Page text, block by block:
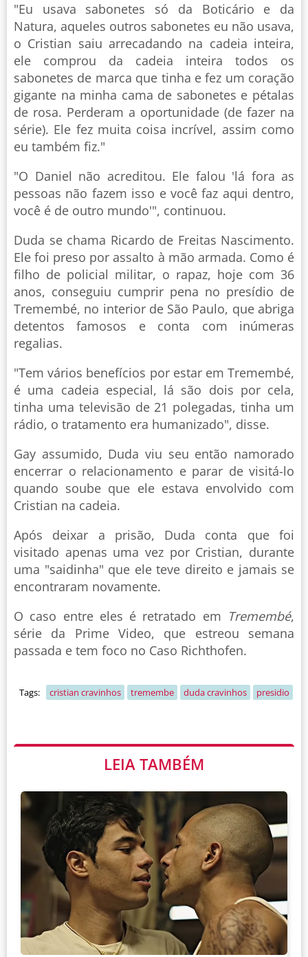
"Eu usava sabonetes só da Boticário e da
Natura, aqueles outros sabonetes eu não usava,
o Cristian saiu arrecadando na cadeia inteira,
ele comprou da cadeia inteira todos os
sabonetes de marca que tinha e fez um coração
gigante na minha cama de sabonetes e pétalas
de rosa. Perderam a oportunidade (de fazer na
série). Ele fez muita coisa incrível, assim como
eu também fiz."
"O Daniel não acreditou. Ele falou 'lá fora as
pessoas não fazem isso e você faz aqui dentro,
você é de outro mundo'", continuou.
Duda se chama Ricardo de Freitas Nascimento.
Ele foi preso por assalto à mão armada. Como é
filho de policial militar, o rapaz, hoje com 36
anos, conseguiu cumprir pena no presídio de
Tremembé, no interior de São Paulo, que abriga
detentos famosos e conta com inúmeras
regalias.
"Tem vários benefícios por estar em Tremembé,
é uma cadeia especial, lá são dois por cela,
tinha uma televisão de 21 polegadas, tinha um
rádio, o tratamento era humanizado", disse.
Gay assumido, Duda viu seu então namorado
encerrar o relacionamento e parar de visitá-lo
quando soube que ele estava envolvido com
Cristian na cadeia.
Após deixar a prisão, Duda conta que foi
visitado apenas uma vez por Cristian, durante
uma "saidinha" que ele teve direito e jamais se
encontraram novamente.
O caso entre eles é retratado em Tremembé,
série da Prime Video, que estreou semana
passada e tem foco no Caso Richthofen.
Tags: cristian cravinhos tremembe duda cravinhos presidio
LEIA TAMBÉM